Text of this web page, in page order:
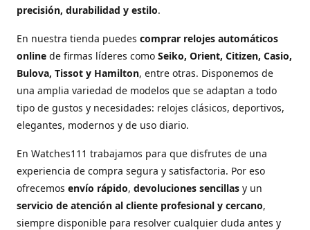
precisión, durabilidad y estilo.
En nuestra tienda puedes comprar relojes automáticos
online de firmas líderes como Seiko, Orient, Citizen, Casio,
Bulova, Tissot y Hamilton, entre otras. Disponemos de
una amplia variedad de modelos que se adaptan a todo
tipo de gustos y necesidades: relojes clásicos, deportivos,
elegantes, modernos y de uso diario.
En Watches111 trabajamos para que disfrutes de una
experiencia de compra segura y satisfactoria. Por eso
ofrecemos envío rápido, devoluciones sencillas y un
servicio de atención al cliente profesional y cercano,
siempre disponible para resolver cualquier duda antes y